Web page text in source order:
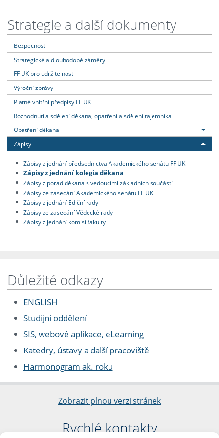
Strategie a další dokumenty
Bezpečnost
Strategické a dlouhodobé záměry
FF UK pro udržitelnost
Výroční zprávy
Platné vnitřní předpisy FF UK
Rozhodnutí a sdělení děkana, opatření a sdělení tajemníka
Opatření děkana
Zápisy
Zápisy z jednání předsednictva Akademického senátu FF UK
Zápisy z jednání kolegia děkana
Zápisy z porad děkana s vedoucími základních součástí
Zápisy ze zasedání Akademického senátu FF UK
Zápisy z jednání Ediční rady
Zápisy ze zasedání Vědecké rady
Zápisy z jednání komisí fakulty
Důležité odkazy
ENGLISH
Studijní oddělení
SIS, webové aplikace, eLearning
Katedry, ústavy a další pracoviště
Harmonogram ak. roku
Zobrazit plnou verzi stránek
Rychlé kontakty